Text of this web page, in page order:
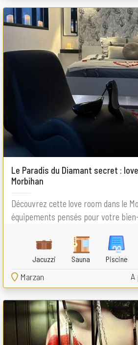
Le Paradis du Diamant secret :
Morbihan
Découvrez cette love room dans le
équipements pensés pour votre
Jacuzzi Sauna Piscine
Marzan A